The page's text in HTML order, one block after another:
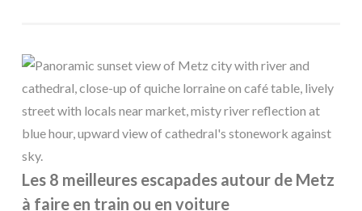
Les 8 meilleures escapades autour de Metz
à faire en train ou en voiture